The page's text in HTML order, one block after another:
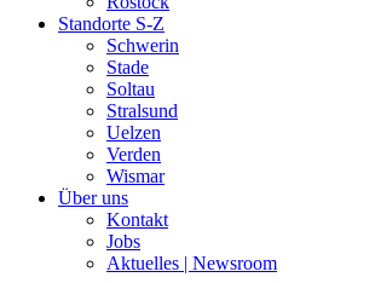
Standorte S-Z
Schwerin
Stade
Soltau
Stralsund
Uelzen
Verden
Wismar
Über uns
Kontakt
Jobs
Aktuelles | Newsroom